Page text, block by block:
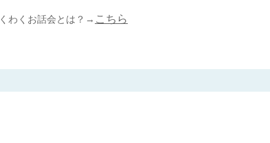
わくお話会とは？→ こちら